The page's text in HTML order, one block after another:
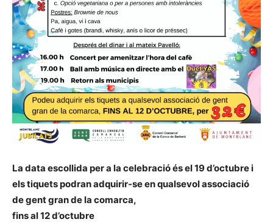
La data escollida per a la celebració és el 19 d’octubre i
els tiquets podran adquirir-se en qualsevol associació
de gent gran de la comarca,
fins al 12 d’octubre